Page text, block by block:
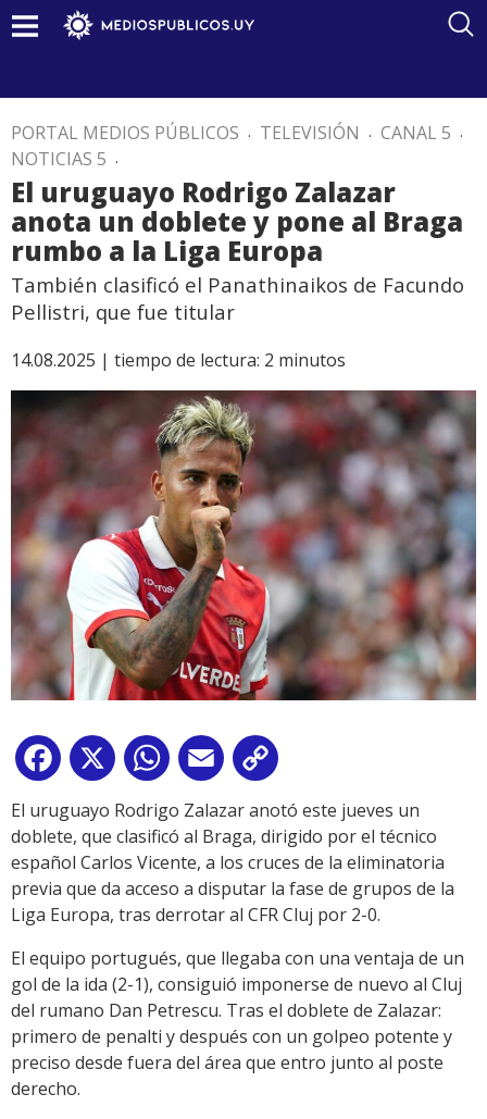
PORTAL MEDIOS PÚBLICOS . TELEVISIÓN . CANAL 5 .
NOTICIAS 5 .
El uruguayo Rodrigo Zalazar
anota un doblete y pone al Braga
rumbo a la Liga Europa
También clasificó el Panathinaikos de Facundo
Pellistri, que fue titular
14.08.2025 | tiempo de lectura: 2 minutos
Facebook
X WhatsApp
Email
Link
El uruguayo Rodrigo Zalazar anotó este jueves un
doblete, que clasificó al Braga, dirigido por el técnico
español Carlos Vicente, a los cruces de la eliminatoria
previa que da acceso a disputar la fase de grupos de la
Liga Europa, tras derrotar al CFR Cluj por 2-0.
El equipo portugués, que llegaba con una ventaja de un
gol de la ida (2-1), consiguió imponerse de nuevo al Cluj
del rumano Dan Petrescu. Tras el doblete de Zalazar:
primero de penalti y después con un golpeo potente y
preciso desde fuera del área que entro junto al poste
derecho.